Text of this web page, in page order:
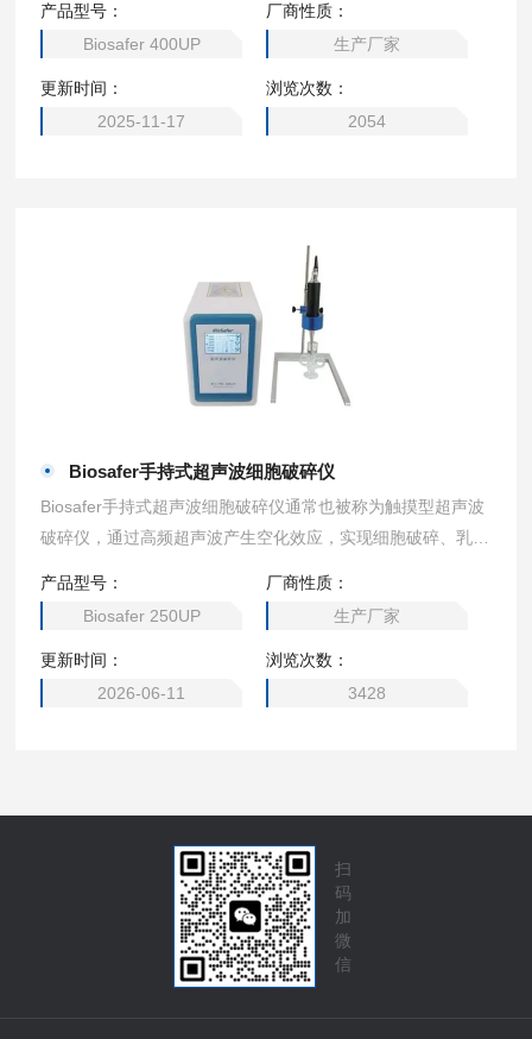
应等。仪器被广泛应用于生物学、微生物学、物理学、动物
学、农学、制药、化工、污水处理、纳米材料等领域,也可用
于产生波提取、超声波材料制备、超声波萃取、超声波乳化
产品型号：
Biosafer 400UP
厂商性质：
生产厂家
更新时间：
2025-11-17
浏览次数：
2054
Biosafer手持式超声波细胞破碎仪
Biosafer‌手持式超声波细胞破碎仪通常也被称为触摸型超声波
破碎仪，通过高频超声波产生空化效应，实现细胞破碎、乳
产品型号：
Biosafer 250UP
厂商性质：
生产厂家
更新时间：
2026-06-11
浏览次数：
3428
扫
码
加
微
信